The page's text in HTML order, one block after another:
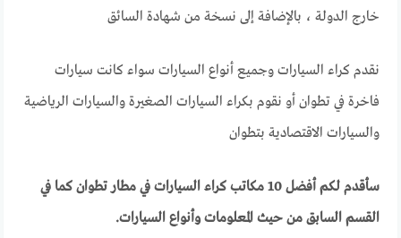
خارج الدولة ، بالإضافة إلى نسخة من شهادة السائق
نقدم كراء السيارات وجميع أنواع السيارات سواء كانت سيارات
فاخرة في تطوان أو نقوم بكراء السيارات الصغيرة والسيارات الرياضية
والسيارات الاقتصادية بتطوان
سأقدم لكم أفضل 10 مكاتب كراء السيارات في مطار تطوان كما في
القسم السابق من حيث المعلومات وأنواع السيارات.